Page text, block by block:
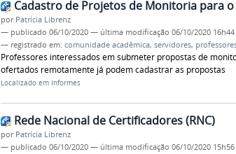
Cadastro de Projetos de Monitoria para o
por Patrícia Librenz
— publicado 06/10/2020 — última modificação 06/10/2020 16h44
— registrado em: comunidade acadêmica, servidores,
Professores interessados em submeter propostas de
ofertados remotamente já podem cadastrar as propostas
Localizado em Informes
Rede Nacional de Certificadores (RNC)
por Patrícia Librenz
— publicado 06/10/2020 — última modificação 06/10/2020 15h56